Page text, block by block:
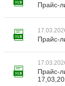
Прайс-
Прайс-
Прайс-